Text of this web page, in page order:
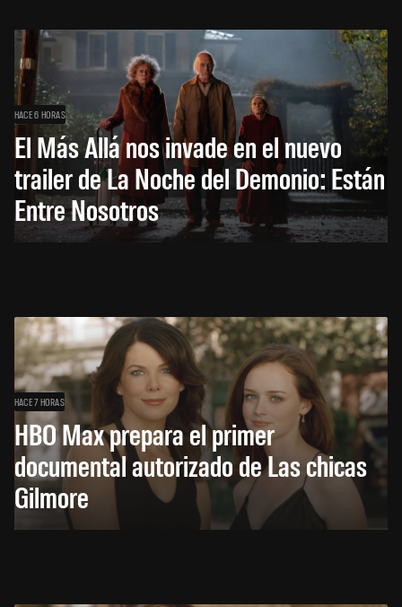
HACE 6 HORAS
El Más Allá nos invade en el nuevo
trailer de La Noche del Demonio: Están
Entre Nosotros
HACE 7 HORAS
HBO Max prepara el primer
documental autorizado de Las chicas
Gilmore